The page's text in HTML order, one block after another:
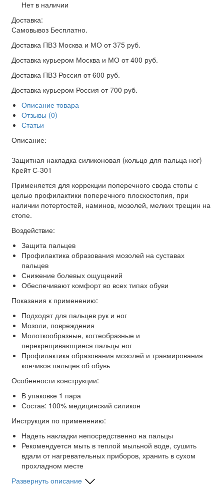
Нет в наличии
Доставка:
СамовывозБесплатно.
Доставка ПВЗ Москва и МОот 375 руб.
Доставка курьером Москва и МОот 400 руб.
Доставка ПВЗ Россия от 600 руб.
Доставка курьером Россия от 700 руб.
Описание товара
Отзывы (0)
Статьи
Описание:
Защитная накладка силиконовая (кольцо для пальца ног)
Крейт С-301
Применяется для коррекции поперечного свода стопы с
целью профилактики поперечного плоскостопия, при
наличии потертостей, наминов, мозолей, мелких трещин на
стопе.
Воздействие:
Защита пальцев
Профилактика образования мозолей на суставах
пальцев
Снижение болевых ощущений
Обеспечивают комфорт во всех типах обуви
Показания к применению:
Подходят для пальцев рук и ног
Мозоли, повреждения
Молоткообразные, когтеобразные и
перекрещивающиеся пальцы ног
Профилактика образования мозолей и травмирования
кончиков пальцев об обувь
Особенности конструкции:
В упаковке 1 пара
Состав: 100% медицинский силикон
Инструкция по применению:
Надеть накладки непосредственно на пальцы
Рекомендуется мыть в теплой мыльной воде, сушить
вдали от нагревательных приборов, хранить в сухом
прохладном месте
Развернуть описание